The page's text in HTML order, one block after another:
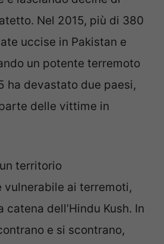
Nel 2015, più di 380
uccise in Pakistan e
un potente terremoto
ha devastato due paesi,
delle vittime in
territorio
ai terremoti,
dell’Hindu Kush. In
e si scontrano,